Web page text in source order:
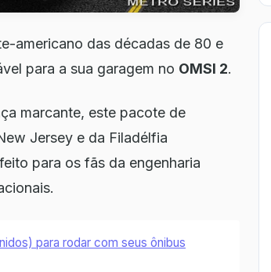
americano das décadas de 80 e
para a sua garagem no OMSI 2.
marcante, este pacote de
Jersey e da Filadélfia
para os fãs da engenharia
para rodar com seus ônibus